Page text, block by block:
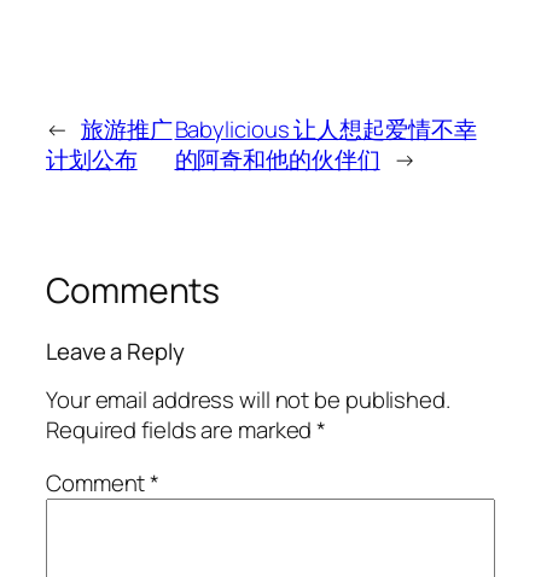
← 旅游推广
计划公布
Babylicious 让人想起爱情不幸
的阿奇和他的伙伴们 →
Comments
Leave a Reply
Your email address will not be published.
Required fields are marked*
Comment*